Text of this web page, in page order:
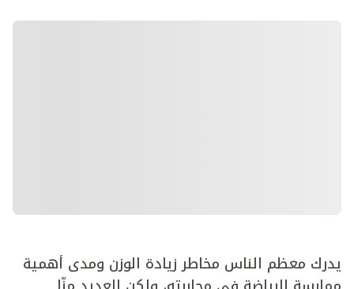
يدرك معظم الناس مخاطر زيادة الوزن ومدى أهمية